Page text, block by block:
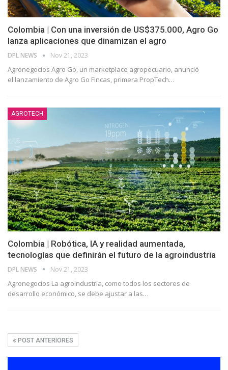
Colombia | Con una inversión de US$375.000, Agro Go
lanza aplicaciones que dinamizan el agro
DPL NEWS Nov 21, 2023
Agronegocios Agro Go, un marketplace agropecuario, anunció
el lanzamiento de Agro Go Fincas, primera PropTech…
AGROTECH
Colombia | Robótica, IA y realidad aumentada,
tecnologías que definirán el futuro de la agroindustria
DPL NEWS Nov 21, 2023
Agronegocios La agroindustria, como todos los sectores de
desarrollo económico, se debe ajustar a las…
POST ANTERIORES